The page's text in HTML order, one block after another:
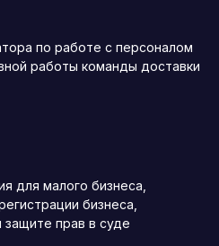
по работе с персоналом
работы команды доставки
для малого бизнеса,
бизнеса,
защите прав в суде